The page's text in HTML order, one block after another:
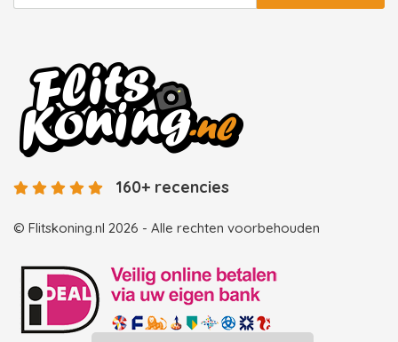
© Flitskoning.nl 2026 - Alle rechten voorbehouden
160+ recencies